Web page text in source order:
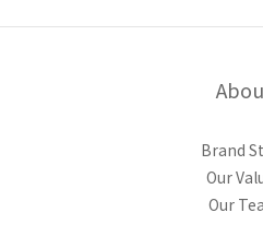
Brand
Our
Our